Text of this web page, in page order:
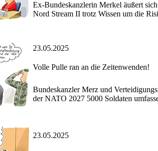
Ex-Bundeskanzlerin Merkel äußert
Nord Stream II trotz Wissen um die
23.05.2025
Volle Pulle ran an die Zeitenwenden!
Bundeskanzler Merz und
der NATO 2027 5000 Soldaten
23.05.2025